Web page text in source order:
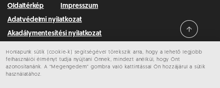
Honlapunk sütik (cookie-k) segítségével törekszik arra, hogy a lehető legjobb
felhasználói élményt tudja nyújtani Önnek, mindezt anélkül, hogy Önt
azonosítanánk. A “Megengedem” gombra való kattintással Ön hozzájárul a sütik
használatához.
Oldaltérkép
Impresszum
Adatvédelmi nyilatkozat
Akadálymentesítési nyilatkozat
Minden jog fenntartva © 2026 Pomáz